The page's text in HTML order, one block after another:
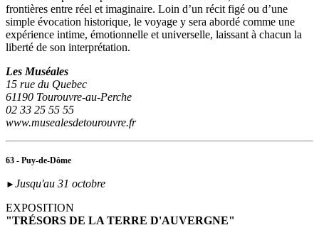
frontières entre réel et imaginaire. Loin d’un récit figé ou d’une
simple évocation historique, le voyage y sera abordé comme une
expérience intime, émotionnelle et universelle, laissant à chacun la
liberté de son interprétation.
Les Muséales
15 rue du Quebec
61190 Tourouvre-au-Perche
02 33 25 55 55
www.musealesdetourouvre.fr
63 - Puy-de-Dôme
► Jusqu'au 31 octobre
EXPOSITION
"TRÉSORS DE LA TERRE D'AUVERGNE"